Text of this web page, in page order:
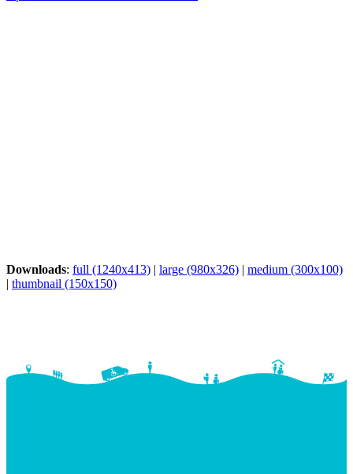
Downloads: full (1240x413) | large (980x326) | medium (300x100)
| thumbnail (150x150)